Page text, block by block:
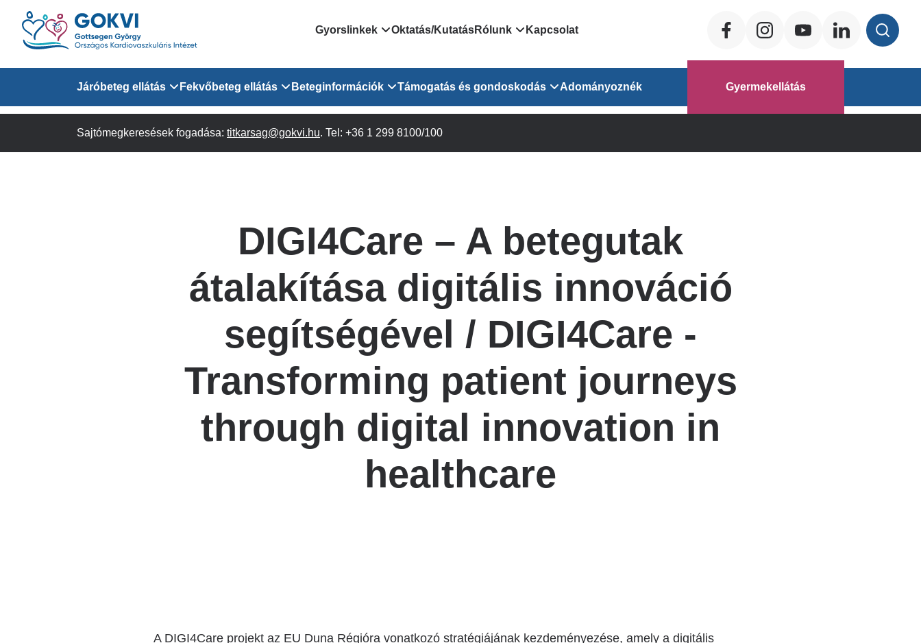
Ugrás
tartalomra
Domain
menu
for
GOKVI
Gyorslinkek
Országos Online Várólista
EESZT - Egészségablak
Egységes alapellátási ügyeleti
rendszer
Háziorvosi körzetek Pest
vármegyére vonatkozóan
Patika ügyeleti link Pest
vármegyére vonatkozóan
Egészségértés
Oktatás/KutatásRólunk
Rendezvényeink
Közérdekű adatok
Kapcsolat
Social
Domain
menu
Járóbeteg ellátás
Járóbeteg Információk
Fekvőbeteg ellátás
Felnőtt Kardiológiai Osztály
Felnőtt Szív- és Érsebészet
Sürgősségi Betegellátó Osztály
Katéter Terápiás Osztály
Kardiológiai Képalkotó Osztály
Radiológiai Osztály
Beteginformációk
Orvosaink
lekérése
kikérő lap
Látogatóknak
Szolgáltatásaink
Támogatás és gondoskodás
Pszichológusok
felnőtt betegeinknek
Szociális munkás
Rehabilitáció Füreden
Adományoznék Gyermekellátás
Sajtómegkeresések fogadása: titkarsag@gokvi.hu. Tel: +36 1 299 8100/100
DIGI4Care – A betegutak
átalakítása digitális innováció
segítségével / DIGI4Care -
Transforming patient journeys
through digital innovation in
healthcare
A DIGI4Care projekt az EU Duna Régióra vonatkozó stratégiájának kezdeményezése, amely a digitális